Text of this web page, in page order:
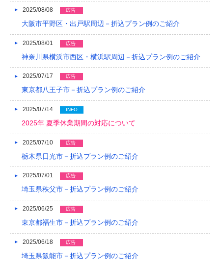
2017/06
2017/03
2017/02
2016/12
2016/11
2016/10
2016/09
2016/06
2016/05
2025/08/08 広告
大阪市平野区・出戸駅周辺－折込プラン例のご紹介
2025/08/01 広告
神奈川県横浜市西区・横浜駅周辺－折込プラン例のご紹介
2025/07/17 広告
東京都八王子市－折込プラン例のご紹介
2025/07/14 INFO
2025年 夏季休業期間の対応について
2025/07/10 広告
栃木県日光市－折込プラン例のご紹介
2025/07/01 広告
埼玉県秩父市－折込プラン例のご紹介
2025/06/25 広告
東京都福生市－折込プラン例のご紹介
2025/06/18 広告
埼玉県飯能市－折込プラン例のご紹介